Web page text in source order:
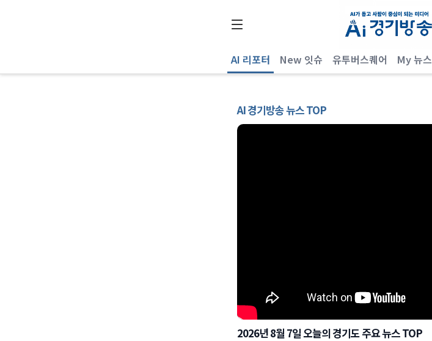
AI 리포터 New 잇슈 유투버스퀘어 My 뉴스
AI 경기방송 뉴스 TOP
2026년 8월 7일 오늘의 경기도 주요 뉴스 TOP